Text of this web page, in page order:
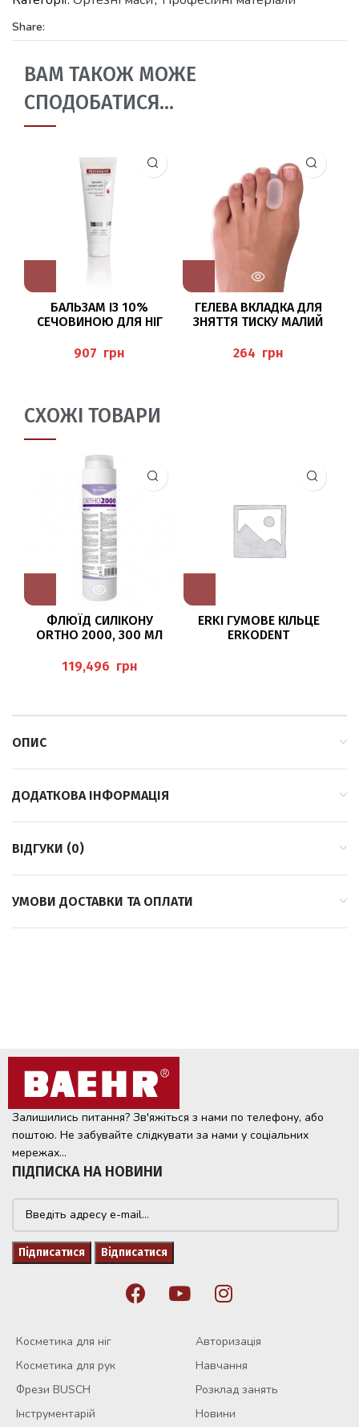
Share:
ВАМ ТАКОЖ МОЖЕ
СПОДОБАТИСЯ…
БАЛЬЗАМ ІЗ 10%
СЕЧОВИНОЮ ДЛЯ НІГ
SOFT), PEDIBAEHR
грн
ГЕЛЕВА ВКЛАДКА ДЛЯ
ЗНЯТТЯ ТИСКУ МАЛИЙ
PEDIBAEHR
грн
СХОЖІ ТОВАРИ
ФЛЮЇД СИЛІКОНУ
ORTHO 2000, 300 МЛ
грн
ERKI ГУМОВЕ КІЛЬЦЕ
ERKODENT
ОПИС
ДОДАТКОВА ІНФОРМАЦІЯ
ВІДГУКИ (0)
УМОВИ ДОСТАВКИ ТА ОПЛАТИ
Залишились питання? Зв'яжіться з нами по телефону, або
поштою. Не забувайте слідкувати за нами у соціальних
мережах...
ПІДПИСКА НА НОВИНИ
Косметика для ніг
Косметика для рук
Фрези BUSCH
Інструментарій
Авторизація
Навчання
Розклад занять
Новини